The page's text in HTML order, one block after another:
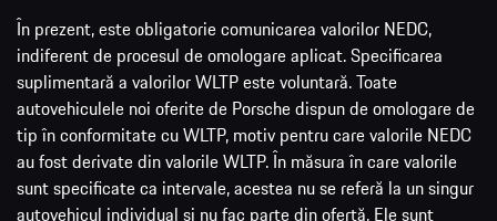
În prezent, este obligatorie comunicarea valorilor NEDC,
indiferent de procesul de omologare aplicat. Specificarea
suplimentară a valorilor WLTP este voluntară. Toate
autovehiculele noi oferite de Porsche dispun de omologare de
tip în conformitate cu WLTP, motiv pentru care valorile NEDC
au fost derivate din valorile WLTP. În măsura în care valorile
sunt specificate ca intervale, acestea nu se referă la un singur
autovehicul individual și nu fac parte din ofertă. Ele sunt